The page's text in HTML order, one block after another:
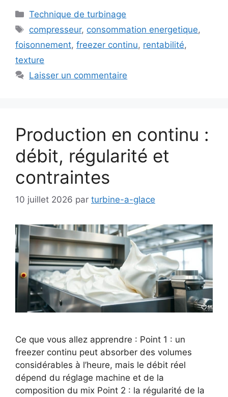
Catégories
Technique de turbinage
Étiquettes
compresseur, consommation energetique,
foisonnement, freezer continu, rentabilité,
texture
Laisser un commentaire
Production en continu :
débit, régularité et
contraintes
10 juillet 2026 par turbine-a-glace
Ce que vous allez apprendre : Point 1 : un
freezer continu peut absorber des volumes
considérables à l’heure, mais le débit réel
dépend du réglage machine et de la
composition du mix Point 2 : la régularité de la